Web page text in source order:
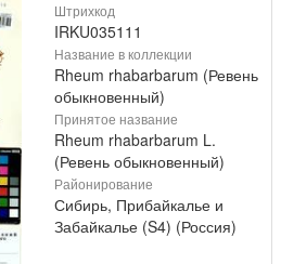
Штрихкод
IRKU035111
Название в коллекции
Rheum rhabarbarum (Ревень
обыкновенный)
Принятое название
Rheum rhabarbarum L.
(Ревень обыкновенный)
Районирование
Сибирь, Прибайкалье и
Забайкалье (S4) (Россия)